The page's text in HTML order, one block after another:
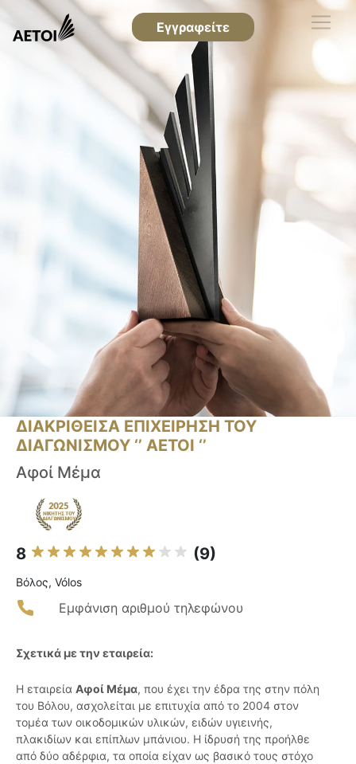
Εγγραφείτε
ΔΙΑΚΡΙΘΕΙΣΑ ΕΠΙΧΕΙΡΗΣΗ ΤΟΥ
ΔΙΑΓΩΝΙΣΜΟΥ ‘’ ΑΕΤΟΙ ‘’
Αφοί Μέμα
8 (9)
Βόλος, Vólos
Εμφάνιση αριθμού τηλεφώνου
Σχετικά με την εταιρεία:
Η εταιρεία Αφοί Μέμα, που έχει την έδρα της στην πόλη
του Βόλου, ασχολείται με επιτυχία από το 2004 στον
τομέα των οικοδομικών υλικών, ειδών υγιεινής,
πλακιδίων και επίπλων μπάνιου. Η ίδρυσή της προήλθε
από δύο αδέρφια, τα οποία είχαν ως βασικό τους στόχο